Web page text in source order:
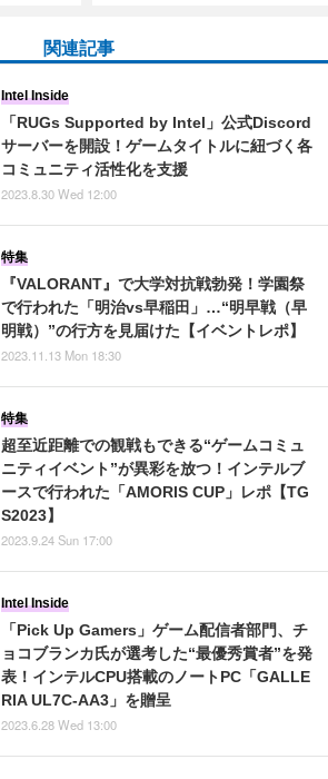
関連記事
「RUGs Supported by Intel」公式Discord
サーバーを開設！ゲームタイトルに紐づく各
コミュニティ活性化を支援
Intel Inside
2023.8.30 Wed 12:00
『VALORANT』で大学対抗戦勃発！学園祭
で行われた「明治vs早稲田」…“明早戦（早
明戦）”の行方を見届けた【イベントレポ】
特集
2023.11.13 Mon 18:30
超至近距離での観戦もできる“ゲームコミュ
ニティイベント”が異彩を放つ！インテルブ
ースで行われた「AMORIS CUP」レポ【TG
S2023】
特集
2023.9.24 Sun 17:00
「Pick Up Gamers」ゲーム配信者部門、チ
ョコブランカ氏が選考した“最優秀賞者”を発
表！インテルCPU搭載のノートPC「GALLE
RIA UL7C-AA3」を贈呈
Intel Inside
2023.6.28 Wed 13:00